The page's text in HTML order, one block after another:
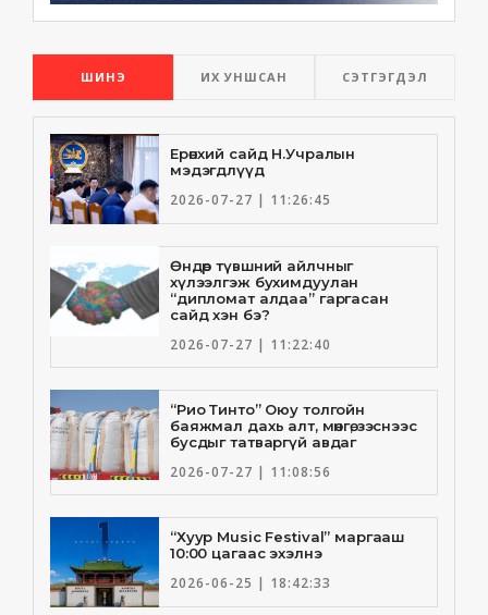
ШИНЭ ИХ УНШСАН СЭТГЭГДЭЛ
Ерөнхий сайд Н.Учралын
мэдэгдлүүд
2026-07-27 | 11:26:45
Өндөр түвшний айлчныг
хүлээлгэж бухимдуулан
“дипломат алдаа” гаргасан
сайд хэн бэ?
2026-07-27 | 11:22:40
“Рио Тинто” Оюу толгойн
баяжмал дахь алт, мөнгө, зэснээс
бусдыг татваргүй авдаг
2026-07-27 | 11:08:56
“Хуур Music Festival” маргааш
10:00 цагаас эхэлнэ
2026-06-25 | 18:42:33